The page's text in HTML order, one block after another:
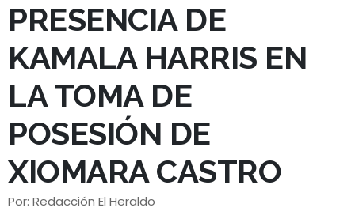
PRESENCIA DE
KAMALA HARRIS EN
LA TOMA DE
POSESIÓN DE
XIOMARA CASTRO
Por: Redacción El Heraldo